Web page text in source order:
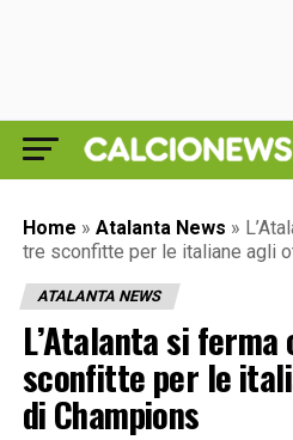
Home » Atalanta News »
tre sconfitte per le italiane agli
ATALANTA NEWS
L’Atalanta si
sconfitte per le
di Champions